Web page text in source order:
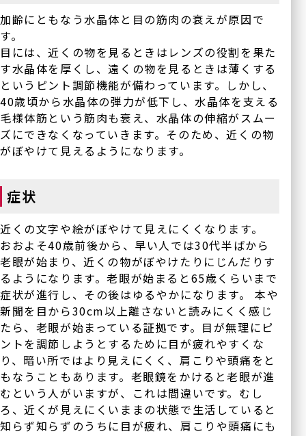
医療法人正秋会ホー
ム
正秋会について
医療機器紹介
診療内容一覧
一般診療
白内障手術
硝子体手術
緑内障手術
斜視手術
眼瞼下垂の治療
ブログ
加齢にともなう水晶体と目の筋肉の衰えが原因で
す。
目には、近くの物を見るときはレンズの役割を果た
す水晶体を厚くし、遠くの物を見るときは薄くする
というピント調節機能が備わっています。しかし、
40歳頃から水晶体の弾力が低下し、水晶体を支える
毛様体筋という筋肉も衰え、水晶体の伸縮がスムー
ズにできなくなっていきます。そのため、近くの物
がぼやけて見えるようになります。
症状
近くの文字や絵がぼやけて見えにくくなります。
おおよそ40歳前後から、早い人では30代半ばから
老眼が始まり、近くの物がぼやけたりにじんだりす
るようになります。老眼が始まると65歳くらいまで
症状が進行し、その後はゆるやかになります。 本や
新聞を目から30cm以上離さないと読みにくく感じ
たら、老眼が始まっている証拠です。目が無理にピ
ントを調節しようとするために目が疲れやすくな
り、暗い所ではより見えにくく、肩こりや頭痛をと
もなうこともあります。老眼鏡をかけると老眼が進
むという人がいますが、これは間違いです。むし
ろ、近くが見えにくいままの状態で生活していると
知らず知らずのうちに目が疲れ、肩こりや頭痛にも